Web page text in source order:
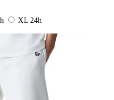
XL 24h